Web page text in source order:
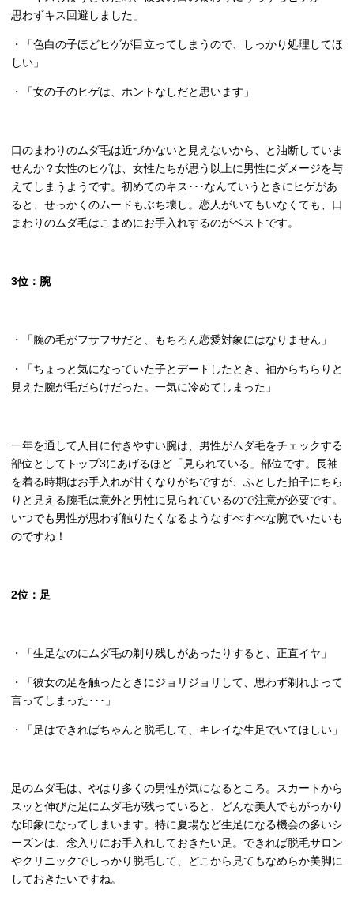
思わずキス回避しました」
・「色白の子ほどヒゲが目立ってしまうので、しっかり処理してほ
しい」
・「女の子のヒゲは、ホントなしだと思います」
口のまわりのムダ毛は近づかないと見えないから、と油断していま
せんか？女性のヒゲは、女性たちが思う以上に男性にダメージを与
えてしまうようです。初めてのキス･･･なんていうときにヒゲがあ
ると、せっかくのムードもぶち壊し。恋人がいてもいなくても、口
まわりのムダ毛はこまめにお手入れするのがベストです。
3位：腕
・「腕の毛がフサフサだと、もちろん恋愛対象にはなりません」
・「ちょっと気になっていた子とデートしたとき、袖からちらりと
見えた腕が毛だらけだった。一気に冷めてしまった」
一年を通して人目に付きやすい腕は、男性がムダ毛をチェックする
部位としてトップ3にあげるほど「見られている」部位です。長袖
を着る時期はお手入れが甘くなりがちですが、ふとした拍子にちら
りと見える腕毛は意外と男性に見られているので注意が必要です。
いつでも男性が思わず触りたくなるようなすべすべな腕でいたいも
のですね！
2位：足
・「生足なのにムダ毛の剃り残しがあったりすると、正直イヤ」
・「彼女の足を触ったときにジョリジョリして、思わず剃れよって
言ってしまった･･･」
・「足はできればちゃんと脱毛して、キレイな生足でいてほしい」
足のムダ毛は、やはり多くの男性が気になるところ。スカートから
スッと伸びた足にムダ毛が残っていると、どんな美人でもがっかり
な印象になってしまいます。特に夏場など生足になる機会の多いシ
ーズンは、念入りにお手入れしておきたい足。できれば脱毛サロン
やクリニックでしっかり脱毛して、どこから見てもなめらか美脚に
しておきたいですね。